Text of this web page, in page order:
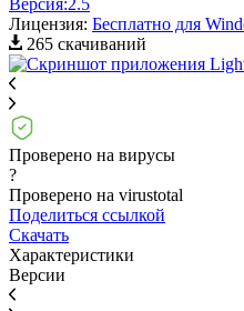
Лицензия: Бесплатно для
265 скачиваний
Проверено на вирусы
?
Проверено на virustotal
Поделиться ссылкой
Скачать
Характеристики
Версии